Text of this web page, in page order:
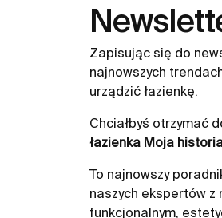
Zapisując się do
najnowszych
urządzić łazienkę.
Chciałbyś otrzymać
łazienka Moja
To najnowszy
naszych ekspertów z
funkcjonalnym,